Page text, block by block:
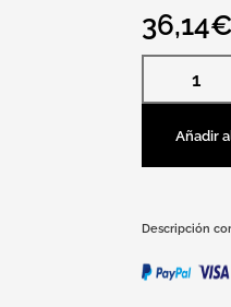
36,14€
Añadir
Descripción